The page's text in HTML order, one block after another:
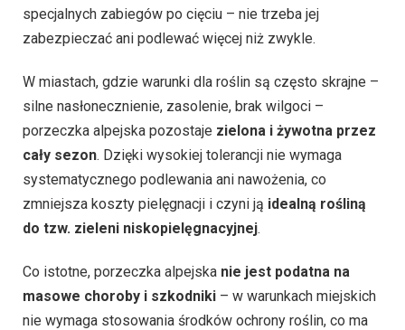
specjalnych zabiegów po cięciu – nie trzeba jej
zabezpieczać ani podlewać więcej niż zwykle.
W miastach, gdzie warunki dla roślin są często skrajne –
silne nasłonecznienie, zasolenie, brak wilgoci –
porzeczka alpejska pozostaje zielona i żywotna przez
cały sezon. Dzięki wysokiej tolerancji nie wymaga
systematycznego podlewania ani nawożenia, co
zmniejsza koszty pielęgnacji i czyni ją idealną rośliną
do tzw. zieleni niskopielęgnacyjnej.
Co istotne, porzeczka alpejska nie jest podatna na
masowe choroby i szkodniki – w warunkach miejskich
nie wymaga stosowania środków ochrony roślin, co ma